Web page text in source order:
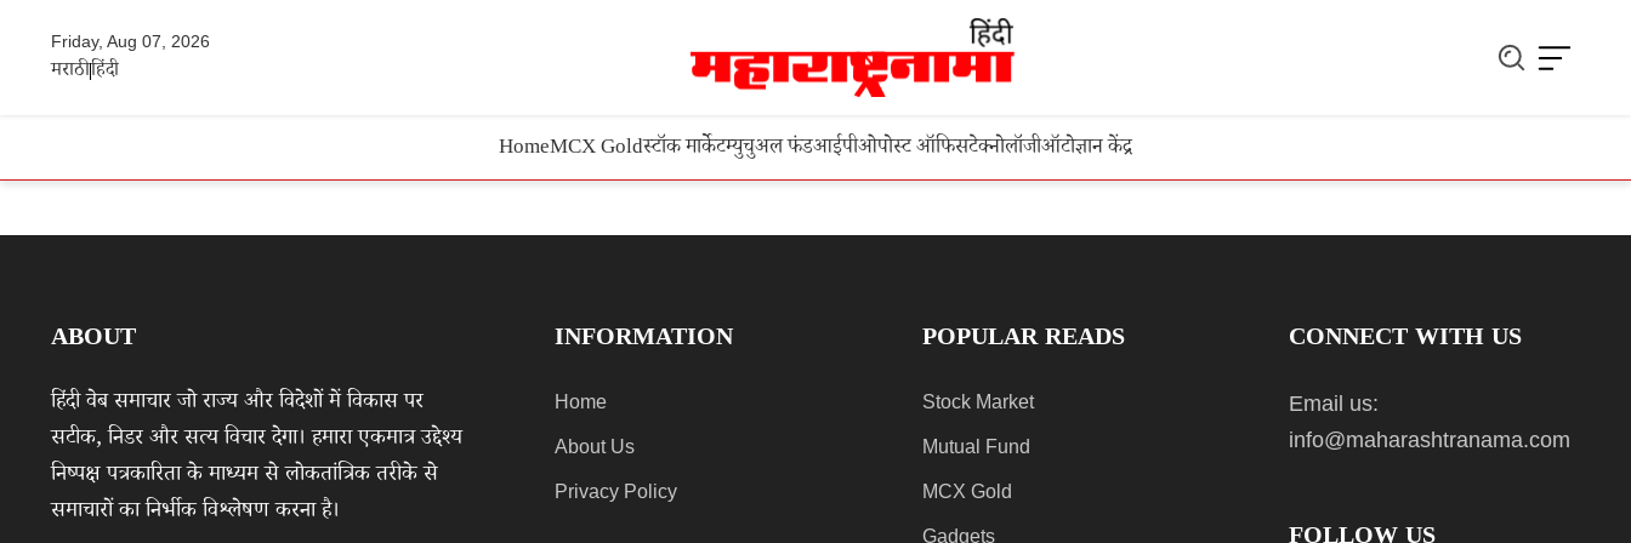
Friday, Aug 07, 2026
मराठीहिंदी
HomeMCX Goldस्टॉक मार्केटम्युचुअल फंडआईपीओपोस्ट ऑफिसटेक्नोलॉजीऑटोज्ञान केंद्र
ABOUT
हिंदी वेब समाचार जो राज्य और विदेशों में विकास पर
सटीक, निडर और सत्य विचार देगा। हमारा एकमात्र उद्देश्य
निष्पक्ष पत्रकारिता के माध्यम से लोकतांत्रिक तरीके से
समाचारों का निर्भीक विश्लेषण करना है।
INFORMATION
Home
About Us
Privacy Policy
POPULAR READS
Stock Market
Mutual Fund
MCX Gold
Gadgets
CONNECT WITH US
Email us:
info@maharashtranama.com